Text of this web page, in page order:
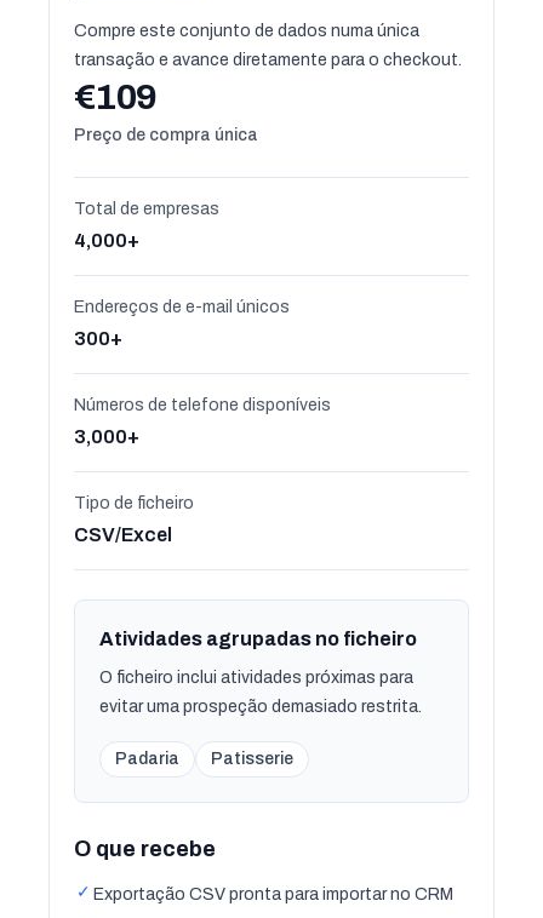
Compre este conjunto de dados numa única
transação e avance diretamente para o checkout.
€109
Preço de compra única
Total de empresas
4,000+
Endereços de e-mail únicos
300+
Números de telefone disponíveis
3,000+
Tipo de ficheiro
CSV/Excel
Atividades agrupadas no ficheiro
O ficheiro inclui atividades próximas para
evitar uma prospeção demasiado restrita.
Padaria Patisserie
O que recebe
✓ Exportação CSV pronta para importar no CRM